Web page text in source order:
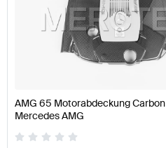
AMG 65 Motorabdeckung
Mercedes AMG